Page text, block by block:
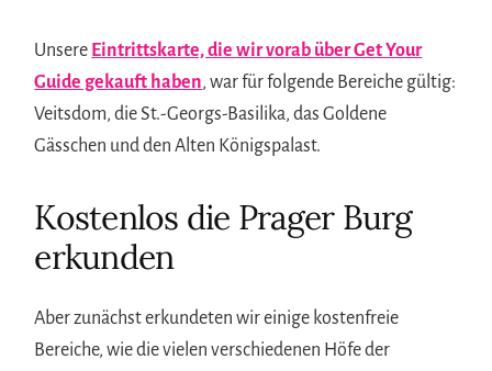
Unsere Eintrittskarte, die wir vorab über Get Your
Guide gekauft haben, war für folgende Bereiche gültig:
Veitsdom, die St.-Georgs-Basilika, das Goldene
Gässchen und den Alten Königspalast.
Kostenlos die Prager Burg
erkunden
Aber zunächst erkundeten wir einige kostenfreie
Bereiche, wie die vielen verschiedenen Höfe der